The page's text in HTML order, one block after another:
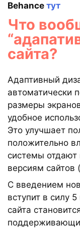
Behance тут
Что
сайта?
Адаптивный
автоматически
размеры
удобное
Это улучшает
положительно
системы
версиям сайтов
С введением
вступит в силу
сайта